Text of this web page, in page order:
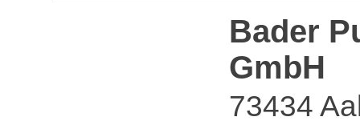
Bader
GmbH
73434